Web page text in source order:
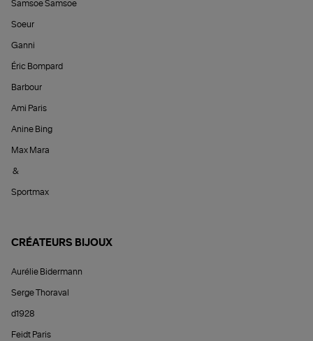
Samsoe Samsoe
Soeur
Ganni
Éric Bompard
Barbour
Ami Paris
Anine Bing
Max Mara
&
Sportmax
CRÉATEURS BIJOUX
Aurélie Bidermann
Serge Thoraval
d1928
Feidt Paris